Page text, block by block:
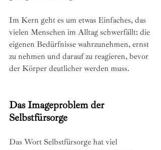
Im Kern geht es um etwas Einfaches, das
vielen Menschen im Alltag schwerfällt: die
eigenen Bedürfnisse wahrzunehmen, ernst
zu nehmen und darauf zu reagieren, bevor
der Körper deutlicher werden muss.
Das Imageproblem der
Selbstfürsorge
Das Wort Selbstfürsorge hat viel